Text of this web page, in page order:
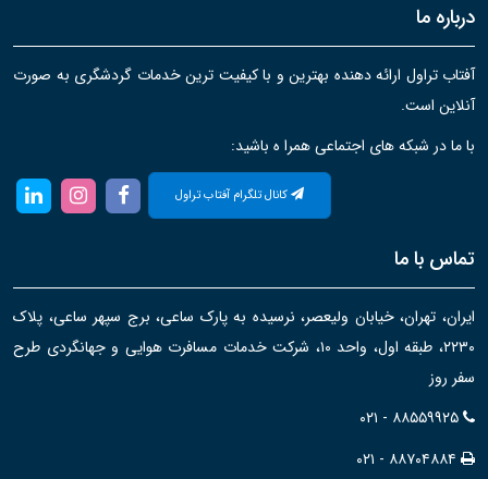
درباره ما
آفتاب تراول ارائه دهنده بهترین و با کیفیت ترین خدمات گردشگری به صورت
آنلاین است.
با ما در شبکه های اجتماعی همرا ه باشید:
کانال تلگرام آفتاب تراول
تماس با ما
ایران، تهران، خیابان ولیعصر، نرسیده به پارک ساعی، برج سپهر ساعی، پلاک
۲۲۳۰، طبقه اول، واحد ۱۰، شرکت خدمات مسافرت هوایی و جهانگردی طرح
سفر روز
۰۲۱ - ۸۸۵۵۹۹۲۵
۰۲۱ - ۸۸۷۰۴۸۸۴